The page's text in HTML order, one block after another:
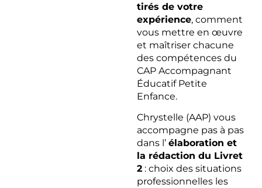
tirés de votre
expérience, comment
vous mettre en œuvre
et maîtriser chacune
des compétences du
CAP Accompagnant
Éducatif Petite
Enfance.
Chrystelle (AAP) vous
accompagne pas à pas
dans l’ élaboration et
la rédaction du Livret
2 : choix des situations
professionnelles les